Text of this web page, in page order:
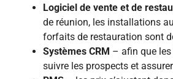
Logiciel de vente et de
de réunion, les installations
forfaits de restauration sont
Systèmes CRM – afin que
suivre les prospects et